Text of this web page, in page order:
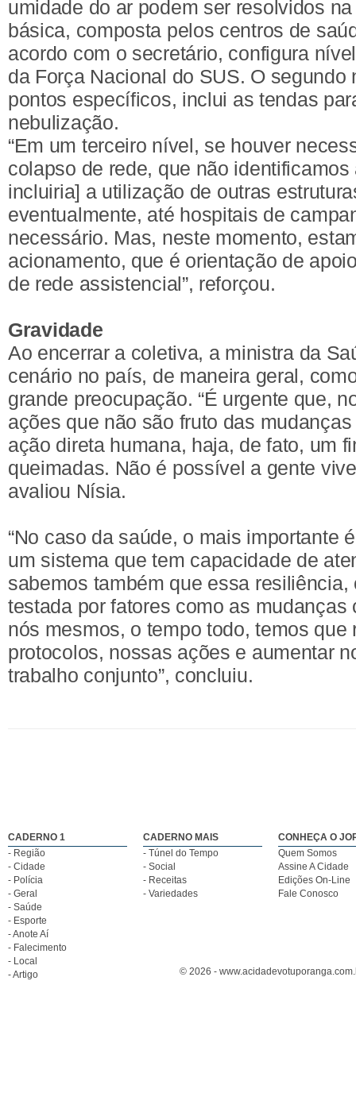
umidade do ar podem ser resolvidos
básica, composta pelos centros de
acordo com o secretário, configura
da Força Nacional do SUS. O segundo
pontos específicos, inclui as tendas
nebulização.
“Em um terceiro nível, se houver
colapso de rede, que não
incluiria] a utilização de outras
eventualmente, até hospitais de
necessário. Mas, neste momento,
acionamento, que é orientação de
de rede assistencial”, reforçou.
Gravidade
Ao encerrar a coletiva, a ministra da
cenário no país, de maneira geral,
grande preocupação. “É urgente que,
ações que não são fruto das
ação direta humana, haja, de fato, um
queimadas. Não é possível a gente
avaliou Nísia.
“No caso da saúde, o mais importante
um sistema que tem capacidade de
sabemos também que essa
testada por fatores como as mudanças
nós mesmos, o tempo todo, temos que
protocolos, nossas ações e aumentar
trabalho conjunto”, concluiu.
CADERNO 1
- Região
- Cidade
- Polícia
- Geral
- Saúde
- Esporte
- Anote Aí
- Falecimento
- Local
- Artigo
CADERNO MAIS
- Túnel do Tempo
- Social
- Receitas
- Variedades
CONHEÇA O
Quem Somos
Assine A Cidade
Edições On-Line
Fale Conosco
© 2026 -